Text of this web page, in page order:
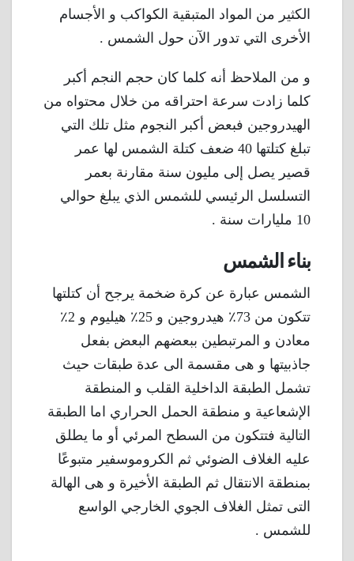
الكثير من المواد المتبقية الكواكب و الأجسام
الأخرى التي تدور الآن حول الشمس .
و من الملاحظ أنه كلما كان حجم النجم أكبر
كلما زادت سرعة احتراقه من خلال محتواه من
الهيدروجين فبعض أكبر النجوم مثل تلك التي
تبلغ كتلتها 40 ضعف كتلة الشمس لها عمر
قصير يصل إلى مليون سنة مقارنة بعمر
التسلسل الرئيسي للشمس الذي يبلغ حوالي
10 مليارات سنة .
بناء الشمس
الشمس عبارة عن كرة ضخمة يرجح أن كتلتها
تتكون من 73٪ هيدروجين و 25٪ هيليوم و 2٪
معادن و المرتبطين ببعضهم البعض بفعل
جاذبيتها و هى مقسمة الى عدة طبقات حيث
تشمل الطبقة الداخلية القلب و المنطقة
الإشعاعية و منطقة الحمل الحراري اما الطبقة
التالية فتتكون من السطح المرئي أو ما يطلق
عليه الغلاف الضوئي ثم الكروموسفير متبوعًا
بمنطقة الانتقال ثم الطبقة الأخيرة و هى الهالة
التى تمثل الغلاف الجوي الخارجي الواسع
للشمس .